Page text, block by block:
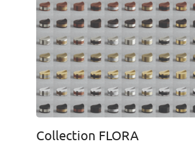
Collection FLORA